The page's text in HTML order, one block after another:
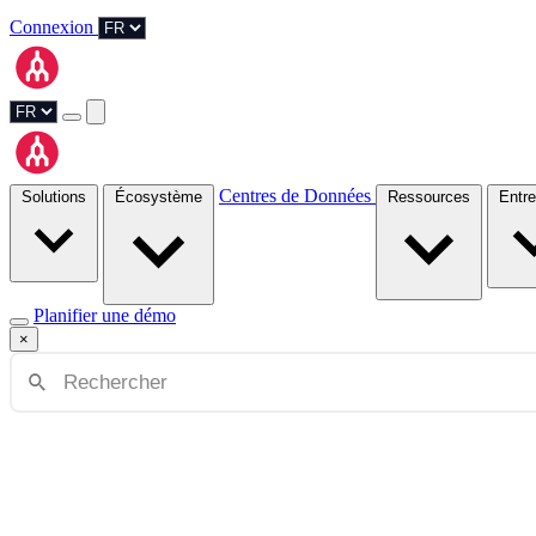
Connexion
Centres de Données
Planifier une démo
×